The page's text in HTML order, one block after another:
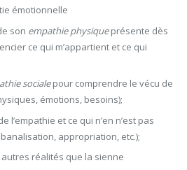
émotionnelle
son empathie physiqueprésente dès
ce qui m’appartient et ce qui
socialepour comprendre le vécu de
émotions, besoins);
l’empathie et ce qui n’en n’est pas
appropriation, etc.);
réalités que la sienne